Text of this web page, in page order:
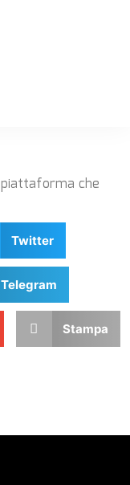
che
Twitter
Telegram
Stampa